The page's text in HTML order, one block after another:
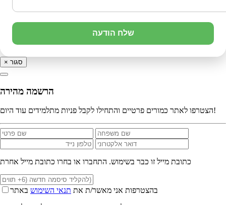
שלח הודעה
× סגור
הרשמה מהירה
הצטרפו לאתר כמורים פרטיים והתחילו לקבל פניות מתלמידים עוד היום!
כתובת מייל זו כבר בשימוש. התחברו או בחרו כתובת מייל אחרת
בהצטרפות אני מאשר/ת את תנאי השימוש באתר